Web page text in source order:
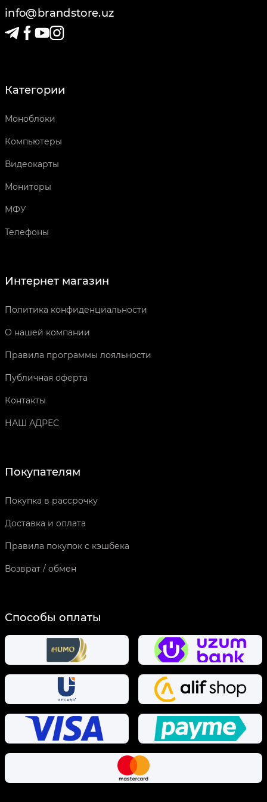
info@brandstore.uz
Категории
Моноблоки
Компьютеры
Видеокарты
Мониторы
МФУ
Телефоны
Интернет магазин
Политика конфиденциальности
О нашей компании
Правила программы лояльности
Публичная оферта
Контакты
НАШ АДРЕС
Покупателям
Покупка в рассрочку
Доставка и оплата
Правила покупок с кэшбека
Возврат / обмен
Способы оплаты